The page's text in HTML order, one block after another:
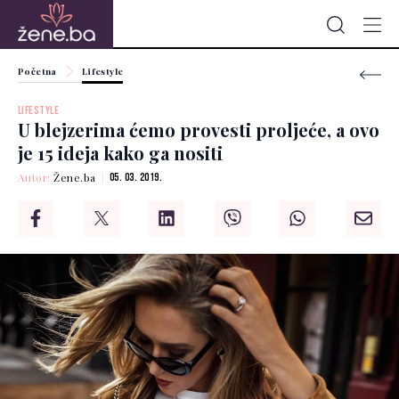
Početna Lifestyle
LIFESTYLE
U blejzerima ćemo provesti proljeće, a ovo
je 15 ideja kako ga nositi
Autor:Žene.ba 05. 03. 2019.